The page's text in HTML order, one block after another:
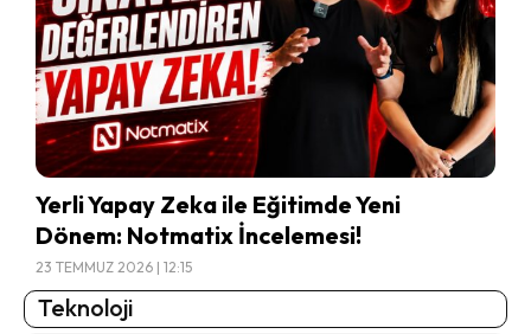
Yerli Yapay Zeka ile Eğitimde Yeni
Dönem: Notmatix İncelemesi!
23 TEMMUZ 2026 | 12:15
Teknoloji